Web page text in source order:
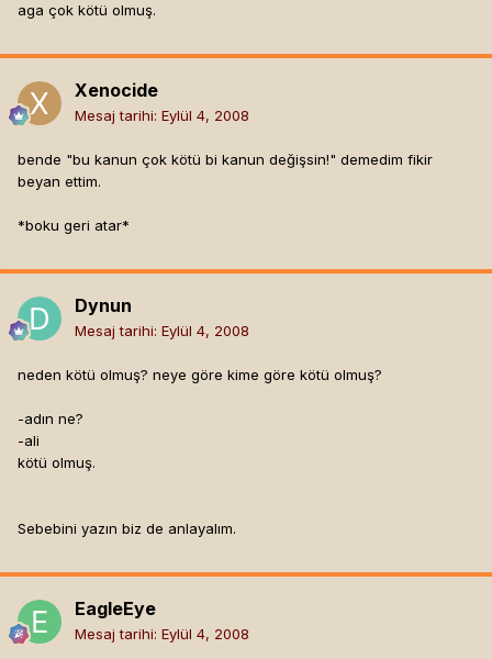
aga çok kötü olmuş.
Xenocide
Mesaj tarihi: Eylül 4, 2008
bende "bu kanun çok kötü bi kanun değişsin!" demedim fikir
beyan ettim.
*boku geri atar*
Dynun
Mesaj tarihi: Eylül 4, 2008
neden kötü olmuş? neye göre kime göre kötü olmuş?
-adın ne?
-ali
kötü olmuş.
Sebebini yazın biz de anlayalım.
EagleEye
Mesaj tarihi: Eylül 4, 2008